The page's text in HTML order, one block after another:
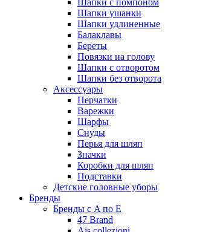
Шапки с помпоном
Шапки ушанки
Шапки удлиненные
Балаклавы
Береты
Повязки на голову
Шапки с отворотом
Шапки без отворота
Аксессуары
Перчатки
Варежки
Шарфы
Снуды
Перья для шляп
Значки
Коробки для шляп
Подставки
Детские головные уборы
Бренды
Бренды с A по E
47 Brand